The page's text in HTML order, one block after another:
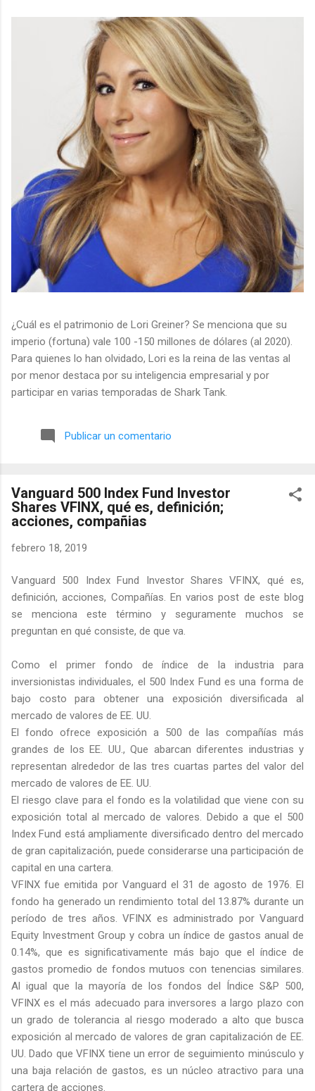
¿Cuál es el patrimonio de Lori Greiner? Se menciona que su
imperio (fortuna) vale 100 -150 millones de dólares (al 2020).
Para quienes lo han olvidado, Lori es la reina de las ventas al
por menor destaca por su inteligencia empresarial y por
participar en varias temporadas de Shark Tank.
Publicar un comentario
Vanguard 500 Index Fund Investor
Shares VFINX, qué es, definición;
acciones, compañias
febrero 18, 2019
Vanguard 500 Index Fund Investor Shares VFINX, qué es,
definición, acciones, Compañías. En varios post de este blog
se menciona este término y seguramente muchos se
preguntan en qué consiste, de que va.
Como el primer fondo de índice de la industria para
inversionistas individuales, el 500 Index Fund es una forma de
bajo costo para obtener una exposición diversificada al
mercado de valores de EE. UU.
El fondo ofrece exposición a 500 de las compañías más
grandes de los EE. UU., Que abarcan diferentes industrias y
representan alrededor de las tres cuartas partes del valor del
mercado de valores de EE. UU.
El riesgo clave para el fondo es la volatilidad que viene con su
exposición total al mercado de valores. Debido a que el 500
Index Fund está ampliamente diversificado dentro del mercado
de gran capitalización, puede considerarse una participación de
capital en una cartera.
VFINX fue emitida por Vanguard el 31 de agosto de 1976. El
fondo ha generado un rendimiento total del 13.87% durante un
período de tres años. VFINX es administrado por Vanguard
Equity Investment Group y cobra un índice de gastos anual de
0.14%, que es significativamente más bajo que el índice de
gastos promedio de fondos mutuos con tenencias similares.
Al igual que la mayoría de los fondos del Índice S&P 500,
VFINX es el más adecuado para inversores a largo plazo con
un grado de tolerancia al riesgo moderado a alto que busca
exposición al mercado de valores de gran capitalización de EE.
UU. Dado que VFINX tiene un error de seguimiento minúsculo y
una baja relación de gastos, es un núcleo atractivo para una
cartera de acciones.